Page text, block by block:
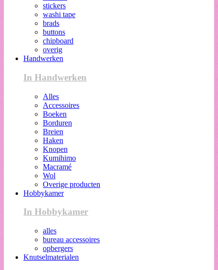
stickers
washi tape
brads
buttons
chipboard
overig
Handwerken
In Handwerken
Alles
Accessoires
Boeken
Borduren
Breien
Haken
Knopen
Kumihimo
Macramé
Wol
Overige producten
Hobbykamer
In Hobbykamer
alles
bureau accessoires
opbergers
Knutselmaterialen